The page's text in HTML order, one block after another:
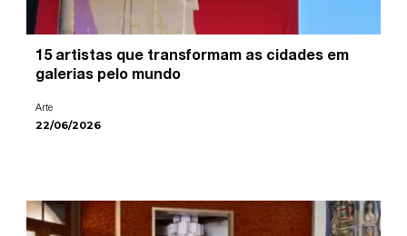
15 artistas que transformam as cidades em
galerias pelo mundo
Arte
22/06/2026